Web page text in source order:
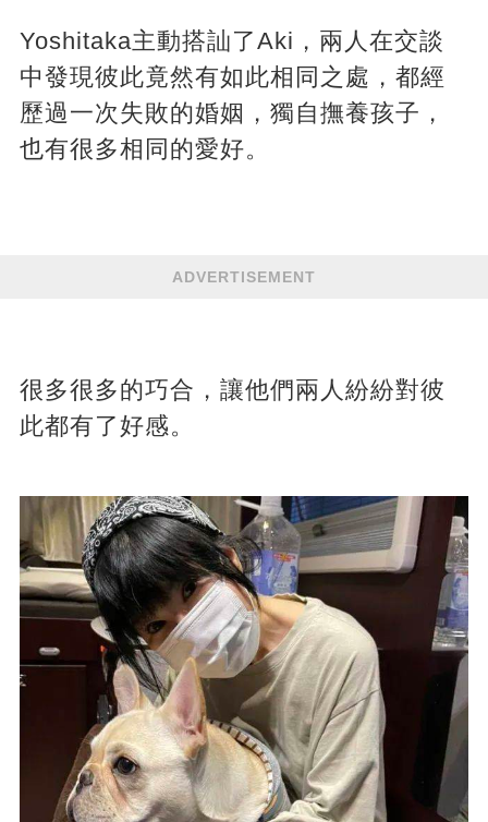
Yoshitaka主動搭訕了Aki，兩人在交談
中發現彼此竟然有如此相同之處，都經
歷過一次失敗的婚姻，獨自撫養孩子，
也有很多相同的愛好。
ADVERTISEMENT
很多很多的巧合，讓他們兩人紛紛對彼
此都有了好感。